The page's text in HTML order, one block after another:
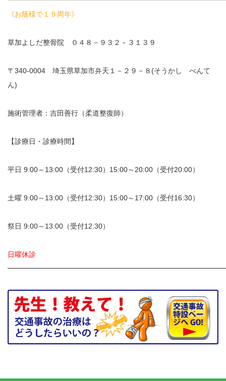
《お蔭様で１９周年》
草加よしだ整骨院 ０４８－９３２－３１３９
〒340-0004 埼玉県草加市弁天１－２９－８(そうかし べんて
ん)
施術管理者：吉田善行（柔道整復師）
【診療日・診療時間】
平日 9:00～13:00（受付12:30）15:00～20:00（受付20:00）
土曜 9:00～13:00（受付12:30）15:00～17:00（受付16:30）
祭日 9:00～13:00（受付12:30）
日曜休診
━━━━━━━━━━━━━━━━━━━━━━━━━━━━━━━
干渉波治療器
アクセス
診療時間
休日診療・休診の御案内
当院からのお知らせ
お勧めのお店
お問い合わせ